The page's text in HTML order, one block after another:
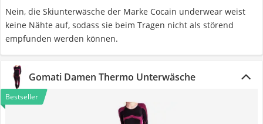
Nein, die Skiunterwäsche der Marke Cocain underwear weist
keine Nähte auf, sodass sie beim Tragen nicht als störend
empfunden werden können.
Gomati Damen Thermo Unterwäsche
Bestseller